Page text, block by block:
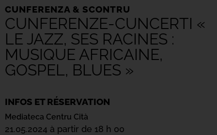
CUNFERENZA & SCONTRU
CUNFERENZE-CUNCERTI «
LE JAZZ, SES RACINES :
MUSIQUE AFRICAINE,
GOSPEL, BLUES »
INFOS ET RÉSERVATION
Mediateca Centru Cità
21.05.2024 à partir de 18 h 00